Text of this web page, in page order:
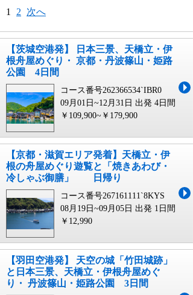
月 日
料金が高い順
1 2 次へ
【茨城空港発】 日本三景、天橋立・伊
根舟屋めぐり・ 京都・丹波篠山・姫路
公園 4日間
コース番号262366534`IBR0
09月01日~12月31日 出発 4日間
￥109,900~￥179,900
【京都・滋賀エリア発着】天橋立・伊
根の舟屋めぐり遊覧と「焼きあわび・
冷しゃぶ御膳」 日帰り
コース番号267161111`8KYS
08月19日~09月05日 出発 1日間
￥12,990
【羽田空港発】 天空の城「竹田城跡」
と日本三景、天橋立・伊根舟屋めぐ
り・ 丹波篠山・姫路公園 3日間